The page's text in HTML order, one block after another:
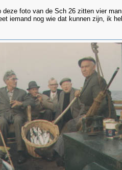
deze foto van de Sch 26 zitten vier
iemand nog wie dat kunnen zijn, ik